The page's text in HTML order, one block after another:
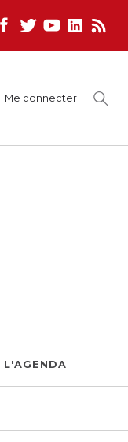
Me connecter
L'AGENDA